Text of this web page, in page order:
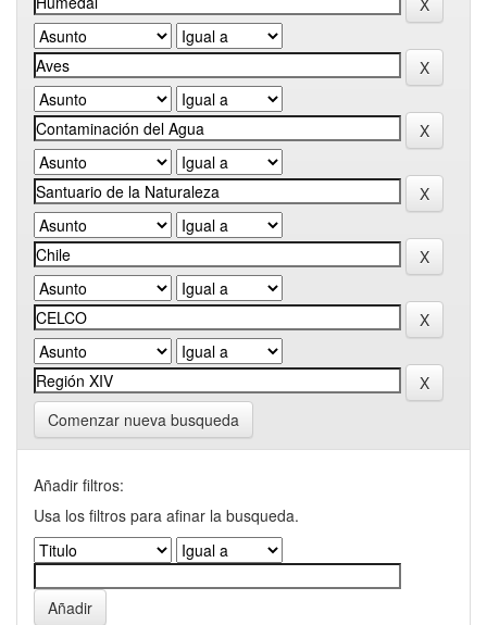
Comenzar nueva busqueda
Añadir filtros:
Usa los filtros para afinar la busqueda.